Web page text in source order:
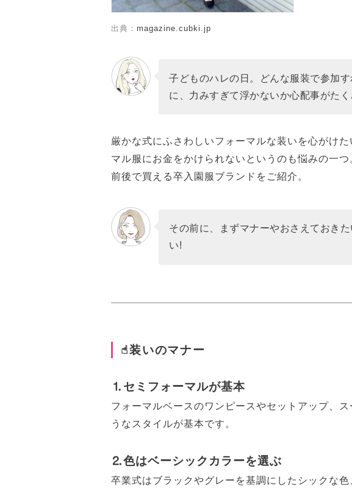
出典： magazine.cubki.jp
子どものハレの日。どんな服装で参加
に、力みすぎて浮かないか心配事がた
厳かな式にふさわしいフォーマルな装いを心がけ
マル服にお金をかけられないというのも悩みの一
前後で買える卒入園服ブランドをご紹介。
その前に、まずマナーやおさえておき
い!
☝︎装いのマナー
⒈セミフォーマルが基本
フォーマルベースのワンピースやセットアップ、
うなスタイルが基本です。
⒉色はベーシックカラーを選ぶ
卒業式はブラックやグレーを基調にしたシックな